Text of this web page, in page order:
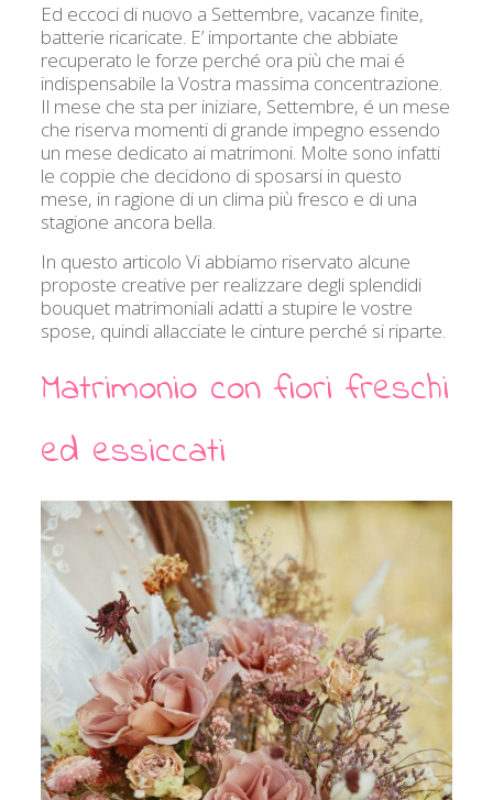
Ed eccoci di nuovo a Settembre, vacanze finite,
batterie ricaricate. E’ importante che abbiate
recuperato le forze perché ora più che mai é
indispensabile la Vostra massima concentrazione.
Il mese che sta per iniziare, Settembre, é un mese
che riserva momenti di grande impegno essendo
un mese dedicato ai matrimoni. Molte sono infatti
le coppie che decidono di sposarsi in questo
mese, in ragione di un clima più fresco e di una
stagione ancora bella.
In questo articolo Vi abbiamo riservato alcune
proposte creative per realizzare degli splendidi
bouquet matrimoniali adatti a stupire le vostre
spose, quindi allacciate le cinture perché si riparte.
Matrimonio con fiori freschi
ed essiccati